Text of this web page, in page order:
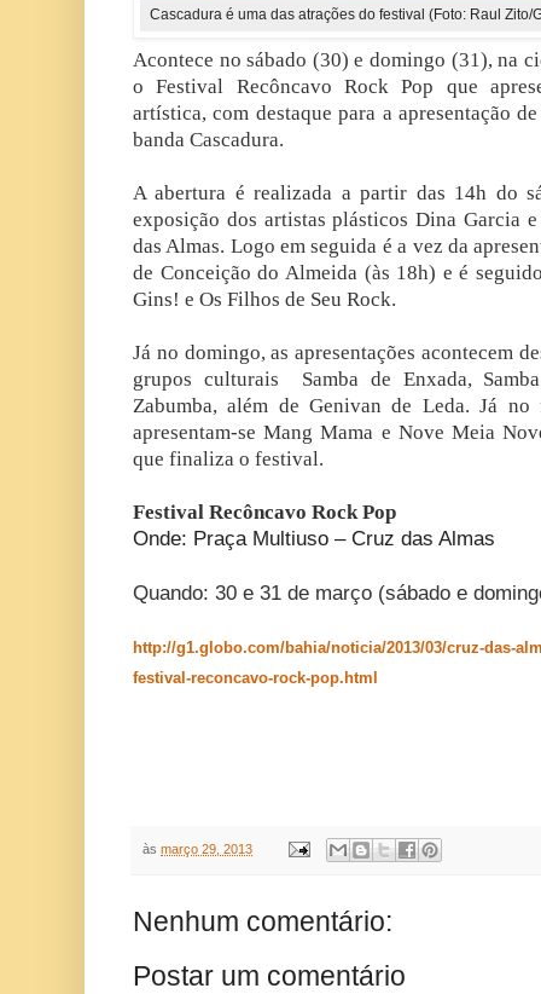
Cascadura é uma das atrações do festival (Foto: Raul Zito/
Acontece no sábado (30) e domingo (31), na
o Festival Recôncavo Rock Pop que
artística, com destaque para a apresentação
banda Cascadura.
A abertura é realizada a partir das 14h do
exposição dos artistas plásticos Dina Garcia
das Almas. Logo em seguida é a vez da
de Conceição do Almeida (às 18h) e é
Gins! e Os Filhos de Seu Rock.
Já no domingo, as apresentações acontecem
grupos culturais Samba de Enxada,
Zabumba, além de Genivan de Leda. Já
apresentam-se Mang Mama e Nove Meia
que finaliza o festival.
Festival Recôncavo Rock Pop
Onde: Praça Multiuso – Cruz das Almas
Quando: 30 e 31 de março (sábado e
http://g1.globo.com/bahia/noticia/2013/03/cruz-das-
festival-reconcavo-rock-pop.html
às março 29, 2013
Nenhum comentário:
Postar um comentário